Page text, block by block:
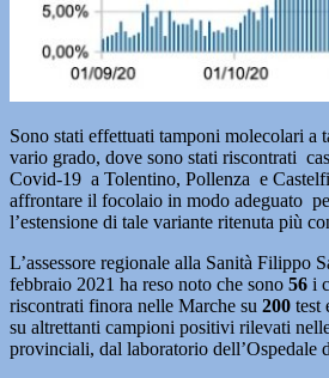
Sono stati effettuati tamponi molecolari a
vario grado, dove sono stati riscontrati
Covid-19 a Tolentino, Pollenza e
affrontare il focolaio in modo adeguato
l’estensione di tale variante ritenuta più
L’assessore regionale alla Sanità Filippo
febbraio 2021 ha reso noto che sono 56 i
riscontrati finora nelle Marche su 200 test
su altrettanti campioni positivi rilevati
provinciali, dal laboratorio dell’Ospedale